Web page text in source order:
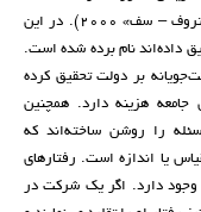
(مثلاGaddy, Ickes,2005; Nan, 2005 - «زائوستروف – سف» 2000). در این
داده‌اند نام برده شده است.
رانت‌جویانه بر دولت تحقیق کرده
هزینه دارد. همچنین
و «ویشنی» در 1993 این مسئله را روشن ساخته‌اند که
یا اندازه است. رفتارهای
وجود دارد. اگر یک شرکت در